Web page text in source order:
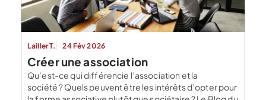
Lailler T. 24 Fév 2026
Créer une association
Qu’est-ce qui différencie l’association et la
société ? Quels peuvent être les intérêts d’opter pour